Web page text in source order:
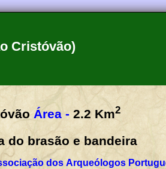
Cristóvão)
Área - 2.2 Km2
do brasão e bandeira
dos Arqueólogos